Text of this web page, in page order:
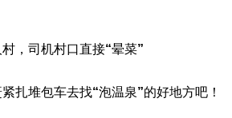
，司机村口直接“晕菜”
扎堆包车去找“泡温泉”的好地方吧！